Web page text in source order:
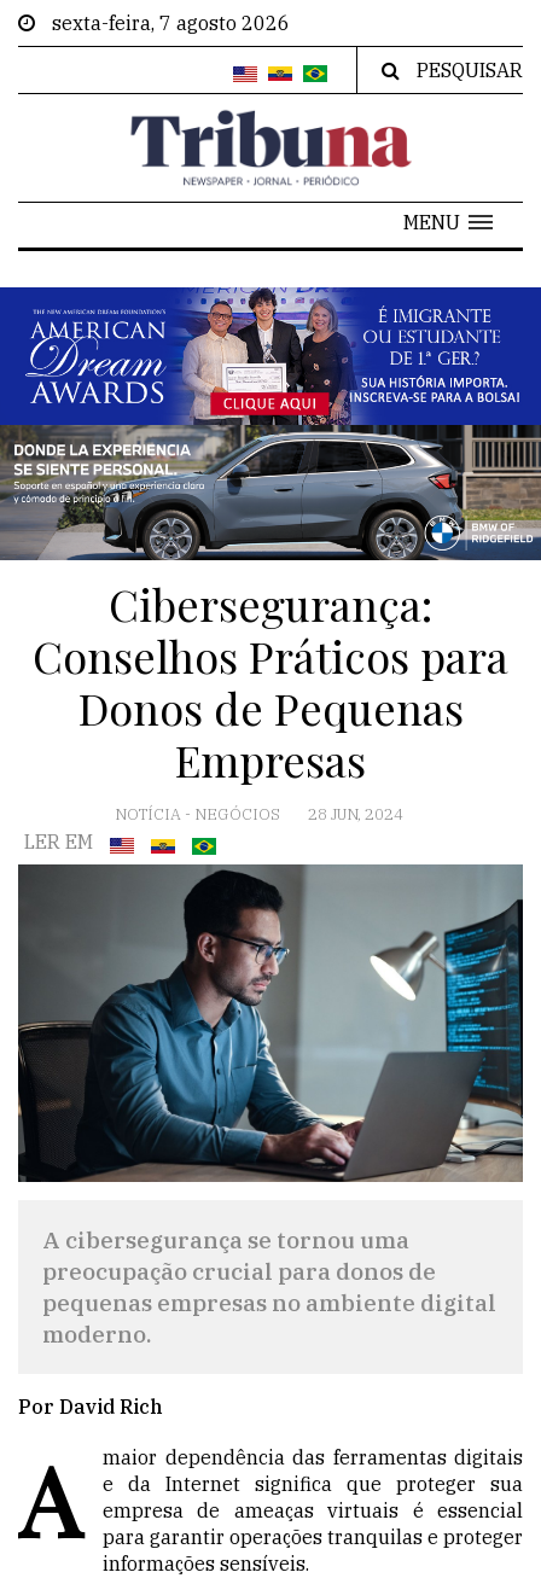
sexta-feira, 7 agosto 2026
PESQUISAR
MENU
Cibersegurança:
Conselhos Práticos para
Donos de Pequenas
Empresas
NOTÍCIA - NEGÓCIOS 28 JUN, 2024
LER EM
A cibersegurança se tornou uma
preocupação crucial para donos de
pequenas empresas no ambiente digital
moderno.
Por David Rich
A
maior dependência das ferramentas digitais
e da Internet significa que proteger sua
empresa de ameaças virtuais é essencial
para garantir operações tranquilas e proteger
informações sensíveis.